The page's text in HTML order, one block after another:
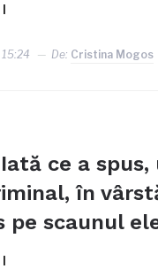
De: Cristina Mogos
ce a
în
pe scaunul